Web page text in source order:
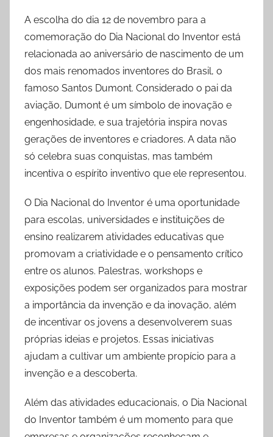
A escolha do dia 12 de novembro para a
comemoração do Dia Nacional do Inventor está
relacionada ao aniversário de nascimento de um
dos mais renomados inventores do Brasil, o
famoso Santos Dumont. Considerado o pai da
aviação, Dumont é um símbolo de inovação e
engenhosidade, e sua trajetória inspira novas
gerações de inventores e criadores. A data não
só celebra suas conquistas, mas também
incentiva o espírito inventivo que ele representou.
O Dia Nacional do Inventor é uma oportunidade
para escolas, universidades e instituições de
ensino realizarem atividades educativas que
promovam a criatividade e o pensamento crítico
entre os alunos. Palestras, workshops e
exposições podem ser organizados para mostrar
a importância da invenção e da inovação, além
de incentivar os jovens a desenvolverem suas
próprias ideias e projetos. Essas iniciativas
ajudam a cultivar um ambiente propício para a
invenção e a descoberta.
Além das atividades educacionais, o Dia Nacional
do Inventor também é um momento para que